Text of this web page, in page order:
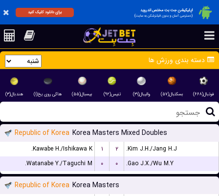
اپلیکیشن جت بت مختص اندروید
(دسترسی آسان و بدون فیلترشکن به سایت)
برای دانلود کلیک کنید
دسته بندی ورزش ها
فوتبال(۶۶۸) بسکتبال(۵۷) والیبال(۳۱) تنیس(۹۲) بیسبال(۵۵) هاکی روی یخ(۱) هندبال(۳)
Republic of Korea Korea Masters Mixed Doubles
Kawabe H./Ishikawa K. ۱ ۲
Kim J.H./Jang H.J.
Watanabe Y./Taguchi M.
۰ ۰ Gao J.X./Wu M.Y.
Republic of Korea Korea Masters